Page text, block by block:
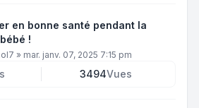
en bonne santé pendant la
!
» mar. janv. 07, 2025 7:15 pm
3494Vues